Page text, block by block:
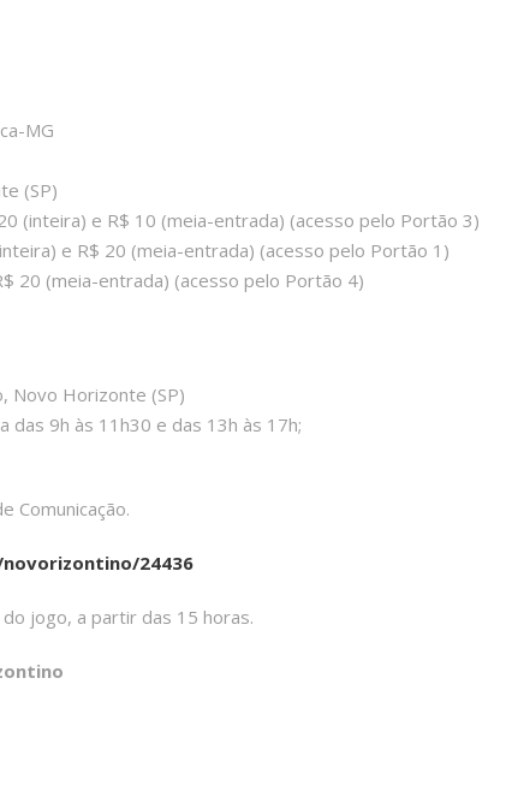
MG
(SP)
(inteira) e R$ 10 (meia-entrada) (acesso pelo Portão 3)
e R$ 20 (meia-entrada) (acesso pelo Portão 1)
20 (meia-entrada) (acesso pelo Portão 4)
Novo Horizonte (SP)
das 9h às 11h30 e das 13h às 17h;
Comunicação.
24436
jogo, a partir das 15 horas.